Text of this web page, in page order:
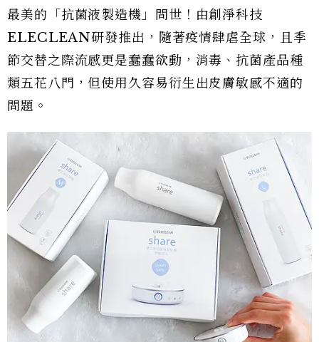
最美的「抗菌液製造機」問世！由創淨科技
ELECLEAN研發推出，隨著疫情肆虐全球，且季
節交替之際流感更是蠢蠢欲動，消毒、抗菌產品種
類五花八門，但使用久容易衍生出皮膚敏感不適的
問題。